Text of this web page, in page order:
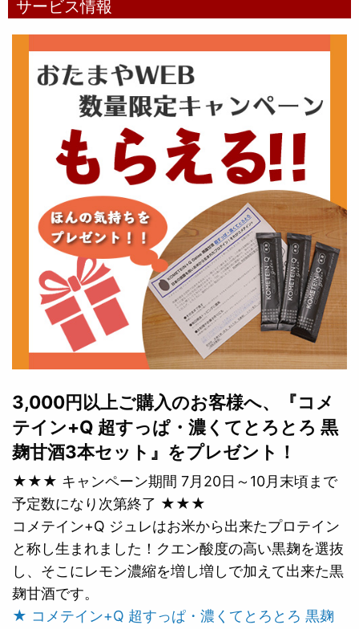
サービス情報
3,000円以上ご購入のお客様へ、『コメ
テイン+Q 超すっぱ・濃くてとろとろ 黒
麹甘酒3本セット』をプレゼント！
★★★ キャンペーン期間 7月20日～10月末頃まで
予定数になり次第終了 ★★★
コメテイン+Q ジュレはお米から出来たプロテイン
と称し生まれました！クエン酸度の高い黒麹を選抜
し、そこにレモン濃縮を増し増しで加えて出来た黒
麹甘酒です。
★ コメテイン+Q 超すっぱ・濃くてとろとろ 黒麹